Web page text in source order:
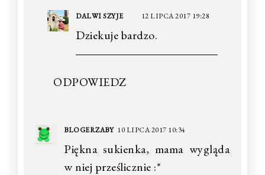
DALWI SZYJE 12 LIPCA 2017 19:28
Dziekuje bardzo.
ODPOWIEDZ
BLOGERZABY 10 LIPCA 2017 10:34
Piękna sukienka, mama wygląda
w niej prześlicznie :*